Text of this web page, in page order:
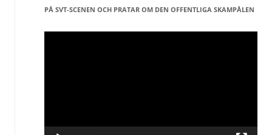
PÅ SVT-SCENEN OCH PRATAR OM DEN OFFENTLIGA SKAMPÅLEN
Videospelare